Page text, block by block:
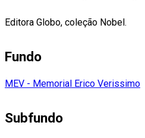
Editora Globo, coleção Nobel.
Fundo
MEV - Memorial Erico Verissimo
Subfundo